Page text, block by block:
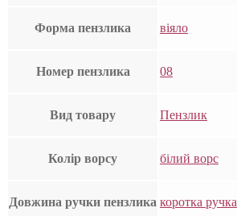
Форма пензлика віяло
Номер пензлика 08
Вид товару Пензлик
Колір ворсу білий ворс
Довжина ручки пензлика коротка ручка